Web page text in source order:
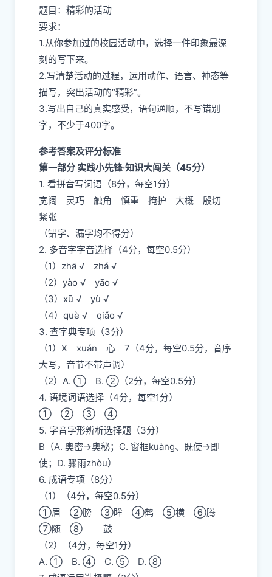
题目：精彩的活动
要求：
1.从你参加过的校园活动中，选择一件印象最深
刻的写下来。
2.写清楚活动的过程，运用动作、语言、神态等
描写，突出活动的“精彩”。
3.写出自己的真实感受，语句通顺，不写错别
字，不少于400字。
参考答案及评分标准
第一部分 实践小先锋·知识大闯关（45分）
1. 看拼音写词语（8分，每空1分）
宽阔 灵巧 触角 慎重 掩护 大概 殷切
紧张
（错字、漏字均不得分）
2. 多音字字音选择（4分，每空0.5分）
（1）zhā √ zhá √
（2）yào √ yāo √
（3）xū √ yù √
（4）què √ qiǎo √
3. 查字典专项（3分）
（1）X xuán 心 7（4分，每空0.5分，音序
大写，音节不带声调）
（2）A. ① B. ②（2分，每空0.5分）
4. 语境词语选择（4分，每空1分）
① ② ③ ④
5. 字音字形辨析选择题（3分）
B（A. 奥密→奥秘；C. 窗框kuàng、既使→即
使；D. 骤雨zhòu）
6. 成语专项（8分）
（1）（4分，每空0.5分）
①眉 ②膀 ③眸 ④鹤 ⑤横 ⑥腾
⑦随 ⑧ 鼓
（2）（4分，每空1分）
A. ① B. ④ C. ⑤ D. ⑧